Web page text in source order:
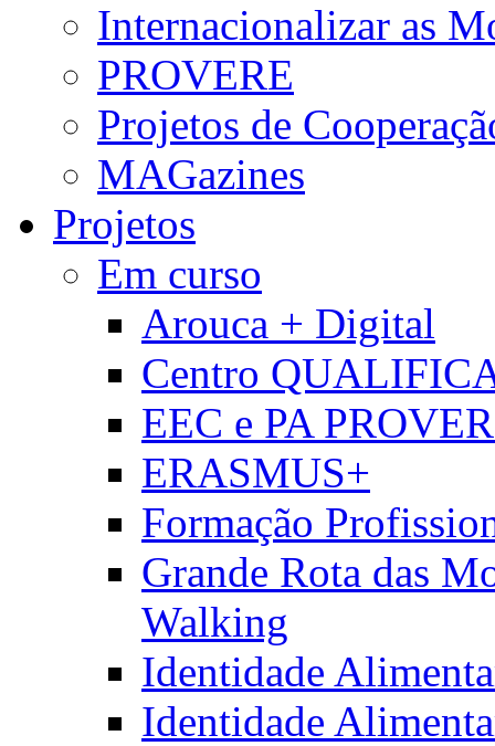
Internacionalizar as
PROVERE
Projetos de
MAGazines
Projetos
Em curso
Arouca + Digital
Centro
EEC e PA
ERASMUS+
Formação
Grande Rota das
Walking
Identidade
Identidade